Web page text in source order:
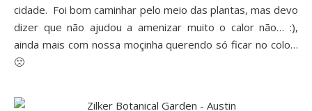
cidade. Foi bom caminhar pelo meio das plantas, mas devo
dizer que não ajudou a amenizar muito o calor não… :),
ainda mais com nossa moçinha querendo só ficar no colo…
🙁